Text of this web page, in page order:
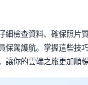
細檢查資料、確保照片
保駕護航。掌握這些技
你的雲端之旅更加順暢